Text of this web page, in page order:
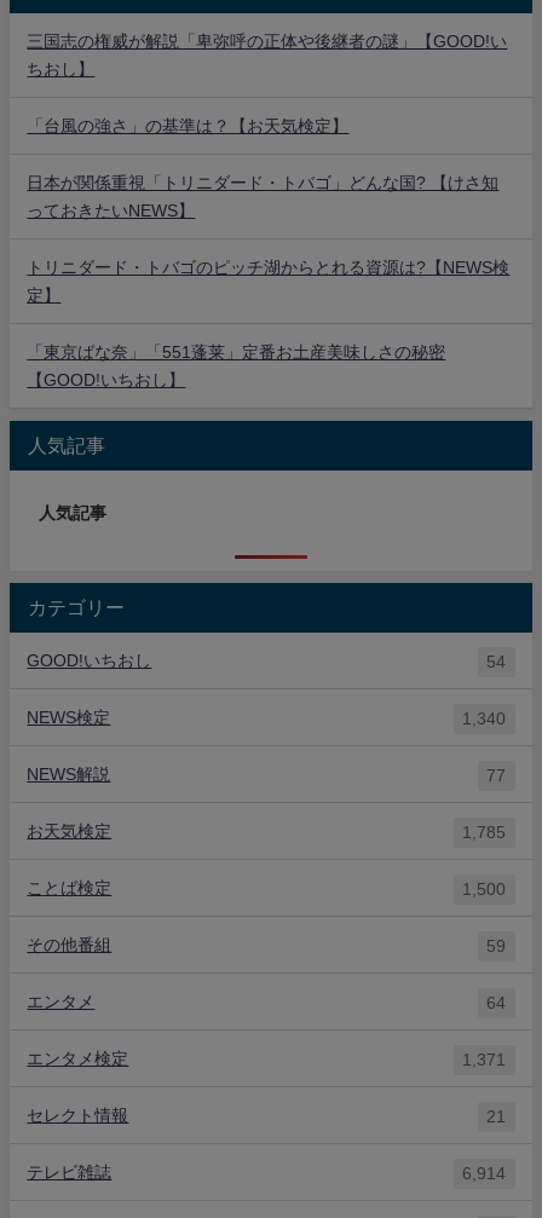
三国志の権威が解説「卑弥呼の正体や後継者の謎」【GOOD!い
ちおし】
「台風の強さ」の基準は？【お天気検定】
日本が関係重視「トリニダード・トバゴ」どんな国? 【けさ知
っておきたいNEWS】
トリニダード・トバゴのピッチ湖からとれる資源は?【NEWS検
定】
「東京ばな奈」「551蓬莱」定番お土産美味しさの秘密
【GOOD!いちおし】
人気記事
人気記事
カテゴリー
GOOD!いちおし 54
NEWS検定 1,340
NEWS解説 77
お天気検定 1,785
ことば検定 1,500
その他番組 59
エンタメ 64
エンタメ検定 1,371
セレクト情報 21
テレビ雑誌 6,914